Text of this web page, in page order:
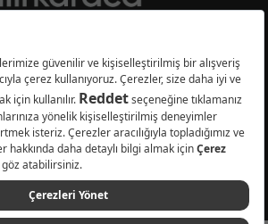
kullanılan bazı görseller yapay zekâ (AI) ile üretilmiştir.
- Karaca Züccaciye A.Ş. Tüm hakları saklıdır.